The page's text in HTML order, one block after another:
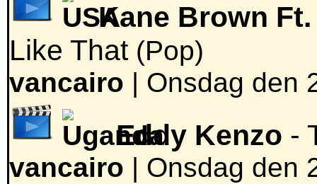
Kane Brown
Like That (Pop)
vancairo | Onsdag den
Eddy Kenzo -
vancairo | Onsdag den